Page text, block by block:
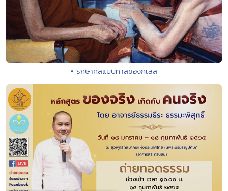
• รักษาศีลแบบทาสของกิเลส